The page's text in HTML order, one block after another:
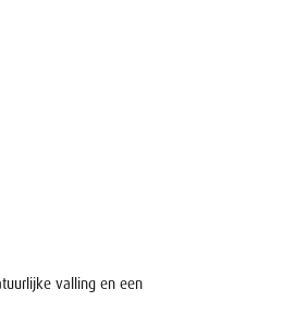
valling en een